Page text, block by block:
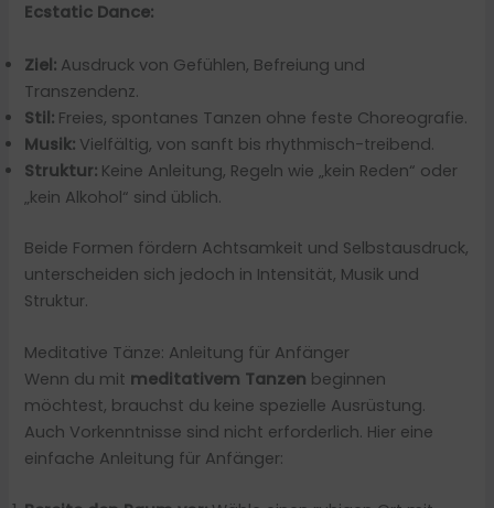
Ecstatic Dance:
Ziel: Ausdruck von Gefühlen, Befreiung und
Transzendenz.
Stil: Freies, spontanes Tanzen ohne feste Choreografie.
Musik: Vielfältig, von sanft bis rhythmisch-treibend.
Struktur: Keine Anleitung, Regeln wie „kein Reden“ oder
„kein Alkohol“ sind üblich.
Beide Formen fördern Achtsamkeit und Selbstausdruck,
unterscheiden sich jedoch in Intensität, Musik und
Struktur.
Meditative Tänze: Anleitung für Anfänger
Wenn du mit meditativem Tanzen beginnen
möchtest, brauchst du keine spezielle Ausrüstung.
Auch Vorkenntnisse sind nicht erforderlich. Hier eine
einfache Anleitung für Anfänger: